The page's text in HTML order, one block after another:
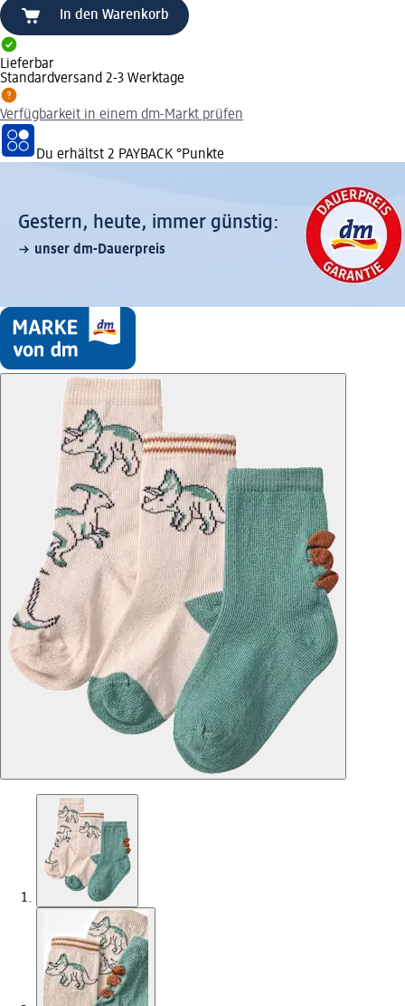
In den Warenkorb
Lieferbar
Standardversand 2-3 Werktage
Verfügbarkeit in einem dm-Markt prüfen
Du erhältst 2 PAYBACK °Punkte
Gestern, heute, immer günstig:
unser dm-Dauerpreis